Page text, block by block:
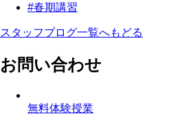
#春期講習
スタッフブログ一覧へもどる
お問い合わせ
無料体験授業